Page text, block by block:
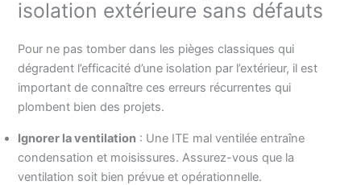
isolation extérieure sans défauts
Pour ne pas tomber dans les pièges classiques qui
dégradent l’efficacité d’une isolation par l’extérieur, il est
important de connaître ces erreurs récurrentes qui
plombent bien des projets.
Ignorer la ventilation : Une ITE mal ventilée entraîne
condensation et moisissures. Assurez-vous que la
ventilation soit bien prévue et opérationnelle.